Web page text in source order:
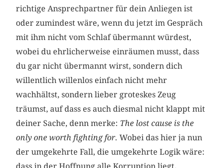
richtige Ansprechpartner für dein Anliegen ist
oder zumindest wäre, wenn du jetzt im Gespräch
mit ihm nicht vom Schlaf übermannt würdest,
wobei du ehrlicherweise einräumen musst, dass
du gar nicht übermannt wirst, sondern dich
willentlich willenlos einfach nicht mehr
wachhältst, sondern lieber groteskes Zeug
träumst, auf dass es auch diesmal nicht klappt mit
deiner Sache, denn merke: The lost cause is the
only one worth fighting for. Wobei das hier ja nun
der umgekehrte Fall, die umgekehrte Logik wäre: